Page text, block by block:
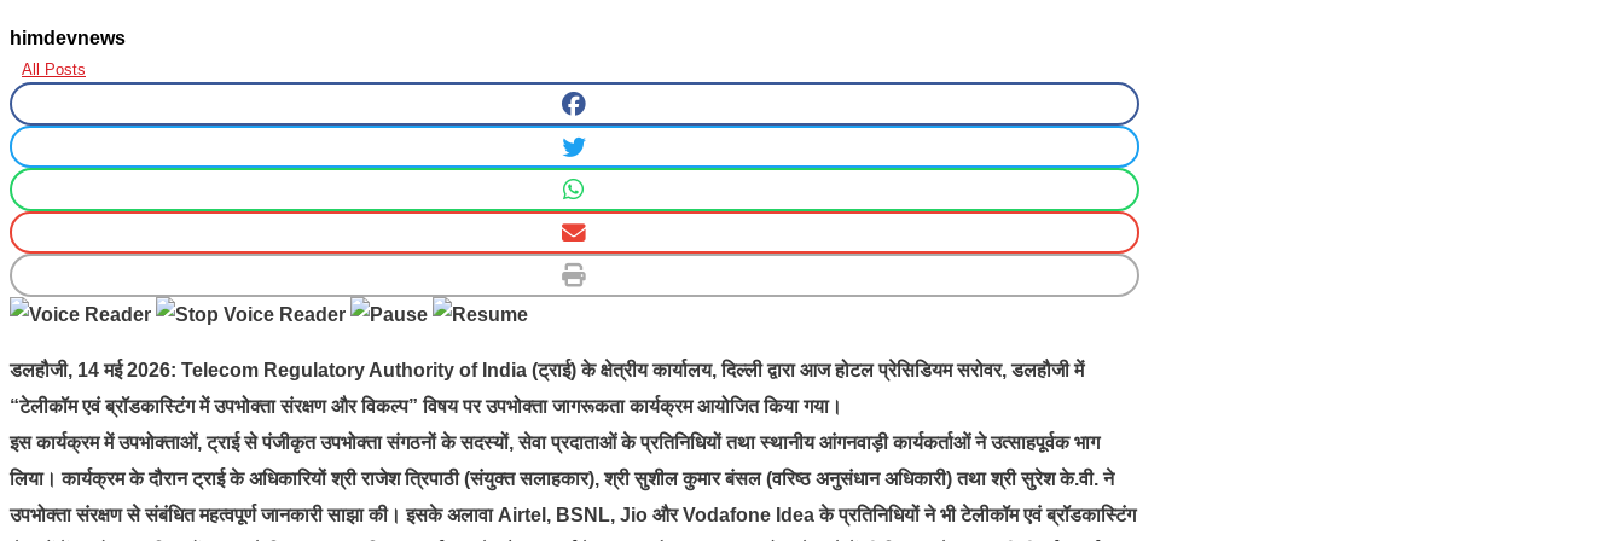
himdevnews
All Posts
डलहौजी, 14 मई 2026: Telecom Regulatory Authority of India (ट्राई) के क्षेत्रीय कार्यालय, दिल्ली द्वारा आज होटल प्रेसिडियम सरोवर, डलहौजी में
“टेलीकॉम एवं ब्रॉडकास्टिंग में उपभोक्ता संरक्षण और विकल्प” विषय पर उपभोक्ता जागरूकता कार्यक्रम आयोजित किया गया।
इस कार्यक्रम में उपभोक्ताओं, ट्राई से पंजीकृत उपभोक्ता संगठनों के सदस्यों, सेवा प्रदाताओं के प्रतिनिधियों तथा स्थानीय आंगनवाड़ी कार्यकर्ताओं ने उत्साहपूर्वक भाग
लिया। कार्यक्रम के दौरान ट्राई के अधिकारियों श्री राजेश त्रिपाठी (संयुक्त सलाहकार), श्री सुशील कुमार बंसल (वरिष्ठ अनुसंधान अधिकारी) तथा श्री सुरेश के.वी. ने
उपभोक्ता संरक्षण से संबंधित महत्वपूर्ण जानकारी साझा की। इसके अलावा Airtel, BSNL, Jio और Vodafone Idea के प्रतिनिधियों ने भी टेलीकॉम एवं ब्रॉडकास्टिंग